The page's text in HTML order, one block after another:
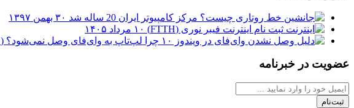
مرکز کامپیوتر ایران 20 ساله شد
۳۰ بهمن ۱۳۹۷
ثبت نام اینترنت فیبر نوری (FTTH)
۱۰ مرداد ۱۴۰۵
چرا لپ‌تاپ به وای‌فای وصل نمی‌شود؟ (۱۰ راه حل قطعی ویندوز ۱۰ و ۱۱
عضویت در خبرنامه
ثبت‌نام